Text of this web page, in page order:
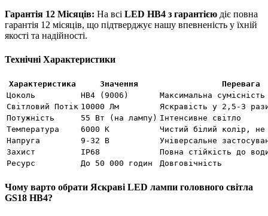
Гарантія 12 Місяців: На всі LED HB4 з гарантією діє повна
гарантія 12 місяців, що підтверджує нашу впевненість у їхній
якості та надійності.
Технічні Характеристики
Характеристика Значення
Перевага
Цоколь
HB4 (9006)
Максимальна сумісність
Світловий Потік 10000 Лм
Яскравість у 2,5-3
Потужність
55 Вт (на лампу) Інтенсивне світло
Температура
6000 К
Чистий білий колір, не
Напруга
9-32 В
Універсальне
Захист
IP68
Повна стійкість до
Ресурс
До 50 000 годин Довговічність
Чому варто обрати Яскраві LED лампи головного світла
GS18 HB4?